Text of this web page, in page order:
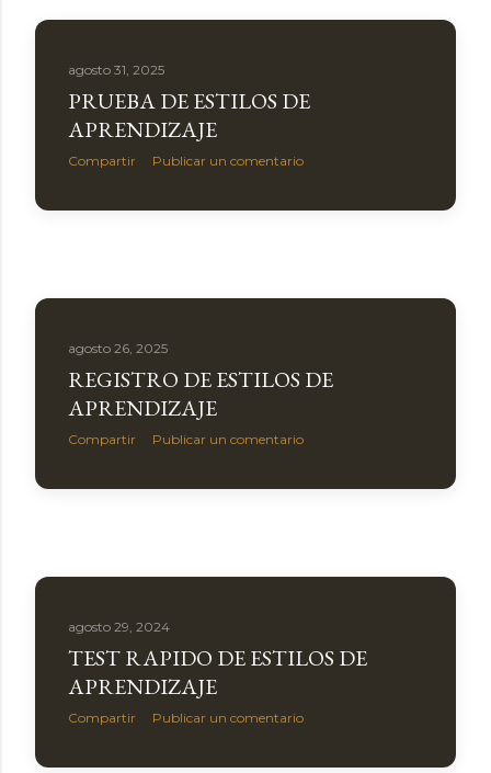
a
agosto 31, 2025
PRUEBA DE ESTILOS DE
APRENDIZAJE
Compartir Publicar un comentario
agosto 26, 2025
REGISTRO DE ESTILOS DE
APRENDIZAJE
Compartir Publicar un comentario
agosto 29, 2024
TEST RAPIDO DE ESTILOS DE
APRENDIZAJE
Compartir Publicar un comentario